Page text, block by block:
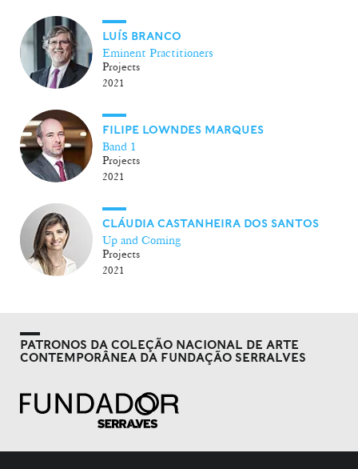
LUÍS BRANCO
Eminent Practitioners
Projects
2021
FILIPE LOWNDES MARQUES
Band 1
Projects
2021
CLÁUDIA CASTANHEIRA DOS SANTOS
Up and Coming
Projects
2021
PATRONOS DA COLEÇÃO NACIONAL DE ARTE
CONTEMPORÂNEA DA FUNDAÇÃO SERRALVES